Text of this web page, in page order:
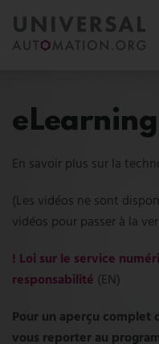
Adhésion
Revue de presse
Cas d’usage
FAQ
MY PORTAL
eLearning
En savoir plus sur la
(Les vidéos ne sont
vidéos pour passer à la
! Loi sur le service
responsabilité (EN)
Pour un aperçu complet
vous reporter au